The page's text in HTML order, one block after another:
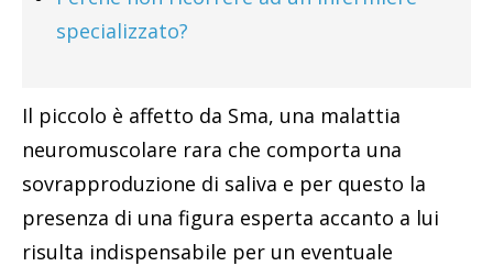
specializzato?
Il piccolo è affetto da Sma, una malattia
neuromuscolare rara che comporta una
sovrapproduzione di saliva e per questo la
presenza di una figura esperta accanto a lui
risulta indispensabile per un eventuale